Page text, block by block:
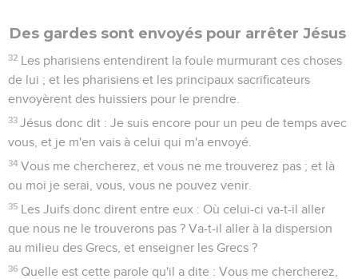
Des gardes sont envoyés pour arrêter Jésus
32 Les pharisiens entendirent la foule murmurant ces choses
de lui ; et les pharisiens et les principaux sacrificateurs
envoyèrent des huissiers pour le prendre.
33 Jésus donc dit : Je suis encore pour un peu de temps avec
vous, et je m'en vais à celui qui m'a envoyé.
34 Vous me chercherez, et vous ne me trouverez pas ; et là
ou moi je serai, vous, vous ne pouvez venir.
35 Les Juifs donc dirent entre eux : Où celui-ci va-t-il aller
que nous ne le trouverons pas ? Va-t-il aller à la dispersion
au milieu des Grecs, et enseigner les Grecs ?
36 Quelle est cette parole qu'il a dite : Vous me chercherez,